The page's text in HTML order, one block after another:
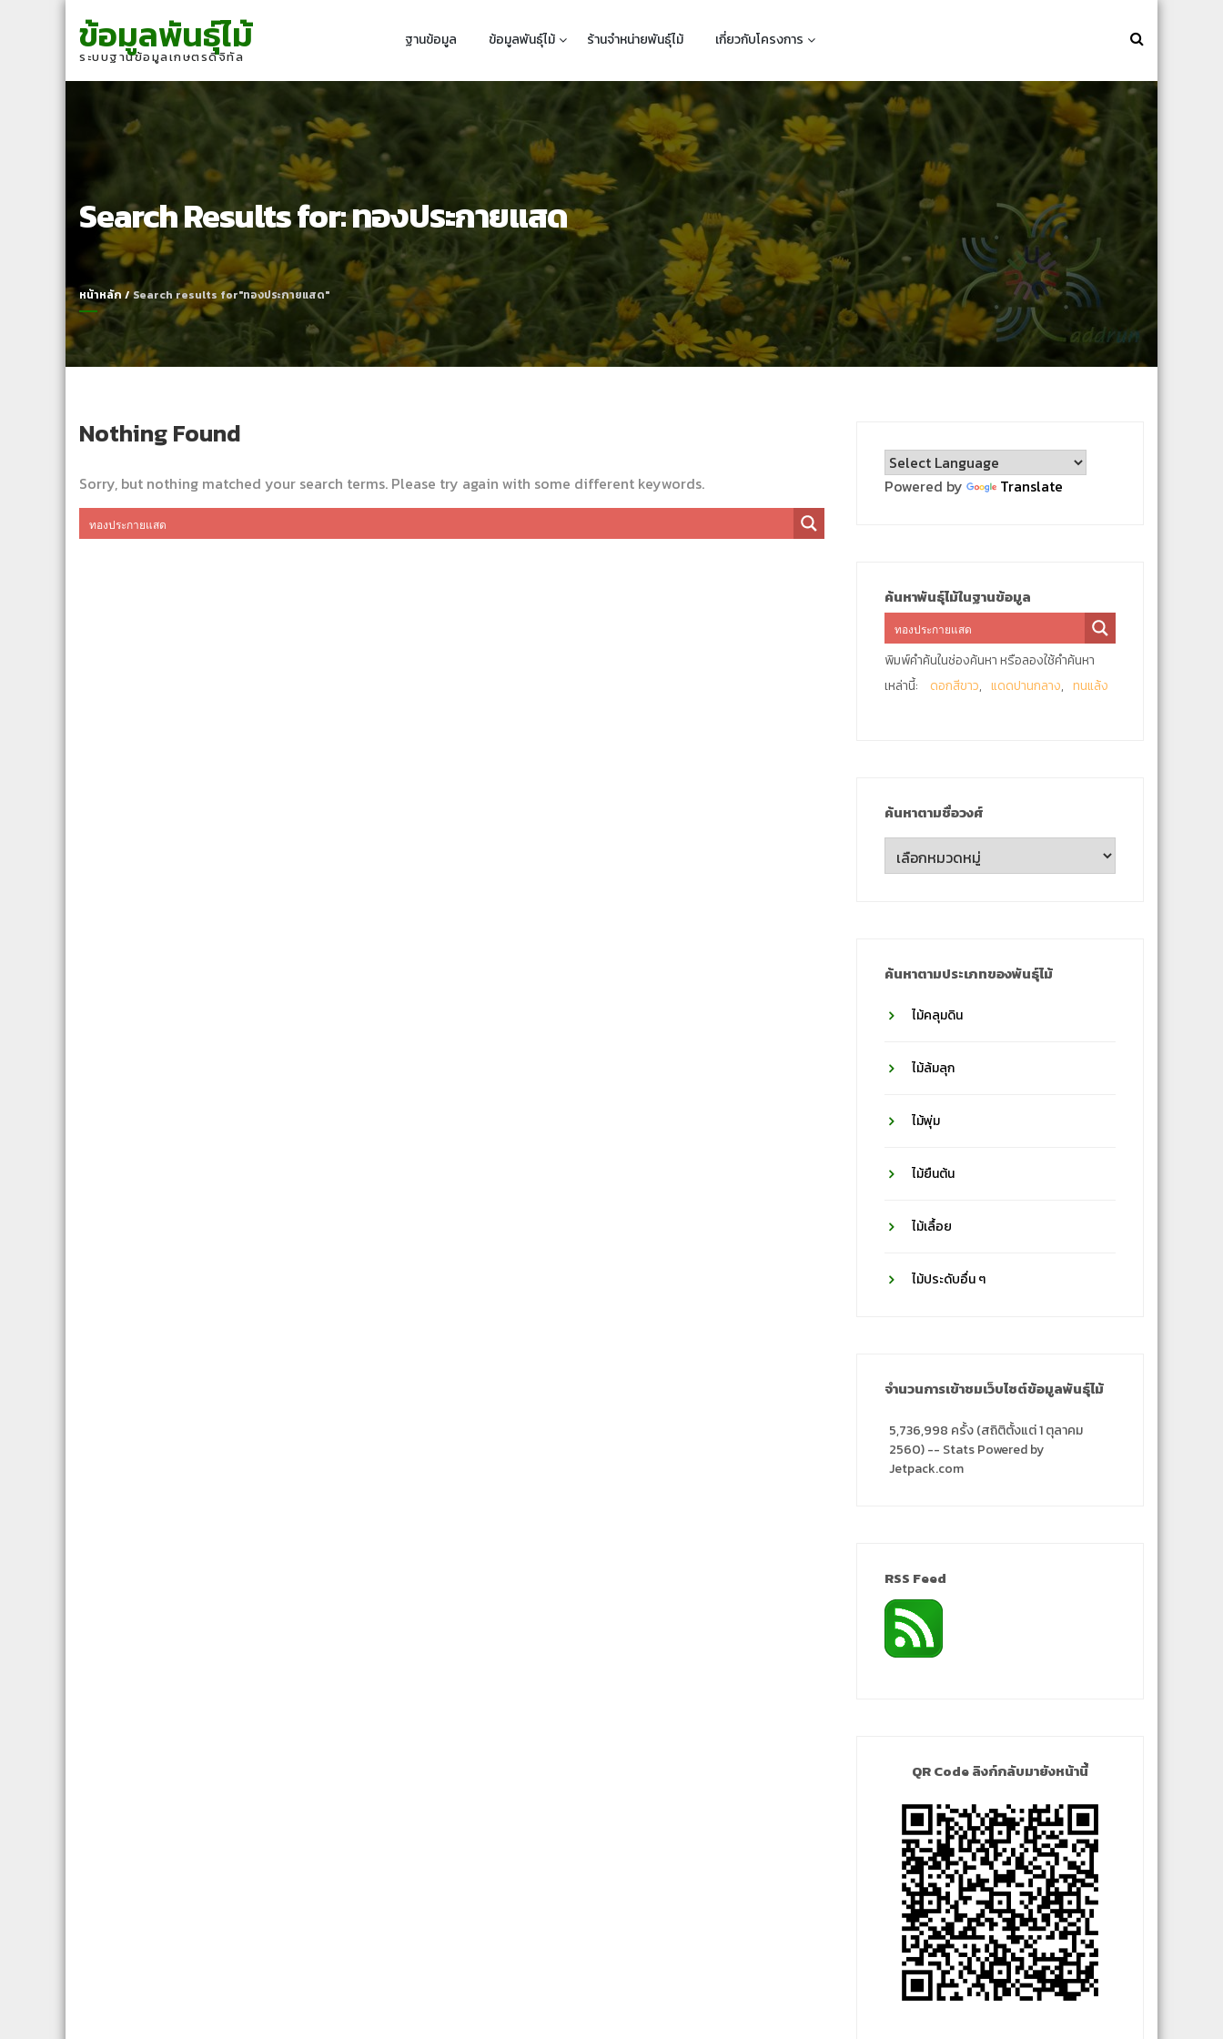
navigation
content
ข้อมูลพันธุ์ไม้
ระบบฐานข้อมูลเกษตรดิจิทัล
ฐานข้อมูล ข้อมูลพันธุ์ไม้ ร้านจำหน่ายพันธุ์ไม้ เกี่ยวกับโครงการ
Search Results for:ทองประกายแสด
หน้าหลัก/Search results for"ทองประกายแสด"
Nothing Found
Sorry, but nothing matched your search terms. Please try again with some different keywords. Powered by Translate
ค้นหาพันธุ์ไม้ในฐานข้อมูล
พิมพ์คำค้นในช่องค้นหา หรือลองใช้คำค้นหา
เหล่านี้:
ดอกสีขาว แดดปานกลาง ทนแล้ง
ค้นหาตามชื่อวงศ์
ค้นหา
ตาม
ค้นหาตามประเภทของพันธุ์ไม้
ไม้คลุมดิน
ไม้ล้มลุก
ไม้พุ่ม
ไม้ยืนต้น
ไม้เลื้อย
ไม้ประดับอื่น ๆ
จำนวนการเข้าชมเว็บไซต์ข้อมูลพันธุ์ไม้
5,736,998 ครั้ง (สถิติตั้งแต่ 1 ตุลาคม
2560) -- Stats Powered by
Jetpack.com
RSS Feed
QR Code ลิงก์กลับมายังหน้านี้